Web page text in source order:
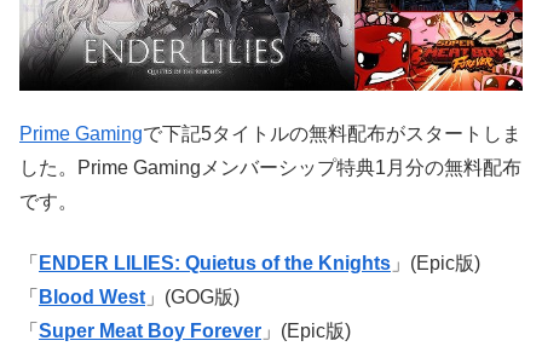
Prime Gamingで下記5タイトルの無料配布がスタートしま
した。Prime Gamingメンバーシップ特典1月分の無料配布
です。
「 ENDER LILIES: Quietus of the Knights 」(Epic版)
「 Blood West 」(GOG版)
「 Super Meat Boy Forever 」(Epic版)